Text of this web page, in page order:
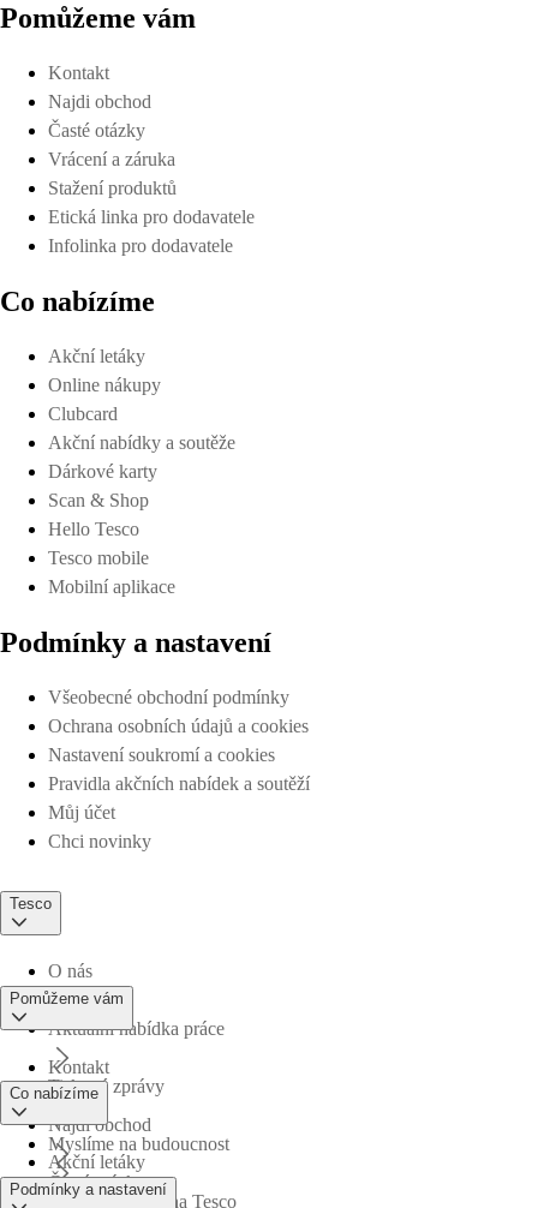
Pomůžeme vám
Kontakt
Najdi obchod
Časté otázky
Vrácení a záruka
Stažení produktů
Etická linka pro dodavatele
Infolinka pro dodavatele
Co nabízíme
Akční letáky
Online nákupy
Clubcard
Akční nabídky a soutěže
Dárkové karty
Scan & Shop
Hello Tesco
Tesco mobile
Mobilní aplikace
Podmínky a nastavení
Všeobecné obchodní podmínky
Ochrana osobních údajů a cookies
Nastavení soukromí a cookies
Pravidla akčních nabídek a soutěží
Můj účet
Chci novinky
Tesco
O nás
Aktuální nabídka práce
Tiskové zprávy
Myslíme na budoucnost
Obchodní skupina Tesco
Pomůžeme vám
Kontakt
Najdi obchod
Časté otázky
Co nabízíme
Akční letáky
Podmínky a nastavení